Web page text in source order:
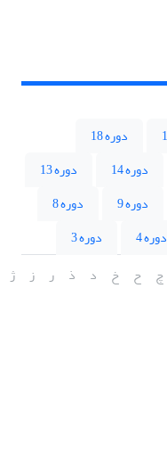
دوره 18
دوره 14
دوره 13
دوره 9
دوره 8
دوره 4
دوره 3
چ ح خ د ذ ر ز ژ